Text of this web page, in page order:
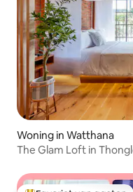
Woning in Watthana
The Glam Loft in